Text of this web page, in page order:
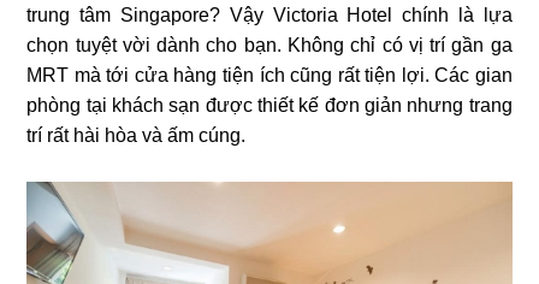
trung tâm Singapore? Vậy Victoria Hotel chính là lựa
chọn tuyệt vời dành cho bạn. Không chỉ có vị trí gần ga
MRT mà tới cửa hàng tiện ích cũng rất tiện lợi. Các gian
phòng tại khách sạn được thiết kế đơn giản nhưng trang
trí rất hài hòa và ấm cúng.